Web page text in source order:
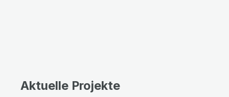
Aktuelle Projekte